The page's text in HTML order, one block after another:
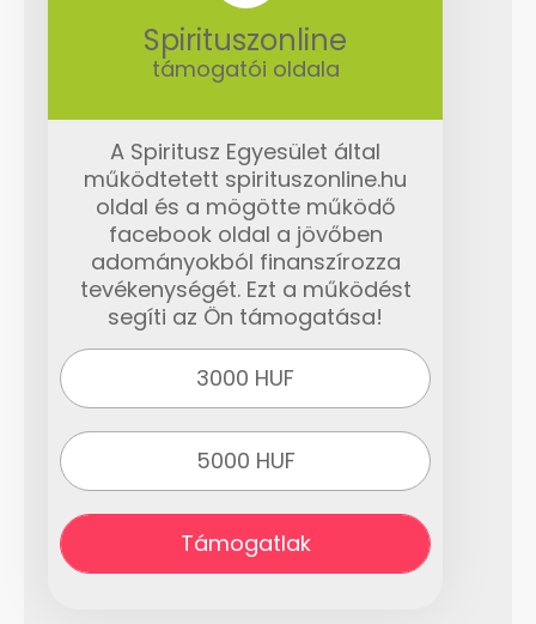
Spirituszonline
támogatói oldala
A Spiritusz Egyesület által
működtetett spirituszonline.hu
oldal és a mögötte működő
facebook oldal a jövőben
adományokból finanszírozza
tevékenységét. Ezt a működést
segíti az Ön támogatása!
3000 HUF
5000 HUF
Támogatlak